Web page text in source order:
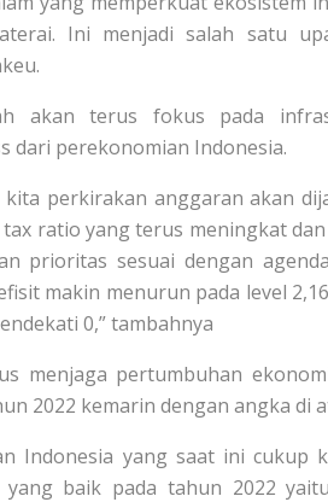
Ini menjadi salah satu
akan terus fokus pada
dari perekonomian Indonesia.
perkirakan anggaran akan
ratio yang terus meningkat
prioritas sesuai dengan
makin menurun pada level
0,” tambahnya
menjaga pertumbuhan
2022 kemarin dengan angka di
Indonesia yang saat ini cukup
baik pada tahun 2022